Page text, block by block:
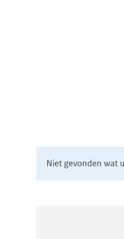
Niet gevonden wat